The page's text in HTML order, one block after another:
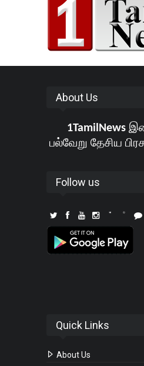
About Us
1TamilNews
பல்வேறு தேசிய
Follow us
Quick Links
About Us